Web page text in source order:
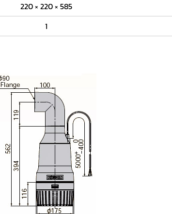
220 × 220 × 585
1